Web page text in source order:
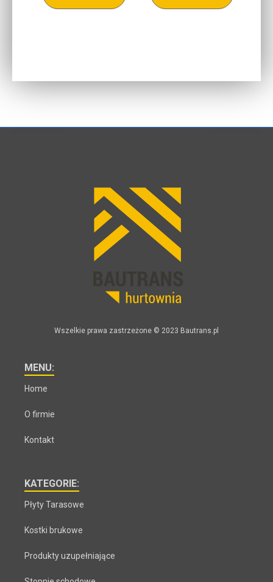
Wszelkie prawa zastrzeżone © 2023 Bautrans.pl
MENU:
Home
O firmie
Kontakt
KATEGORIE:
Płyty Tarasowe
Kostki brukowe
Produkty uzupełniające